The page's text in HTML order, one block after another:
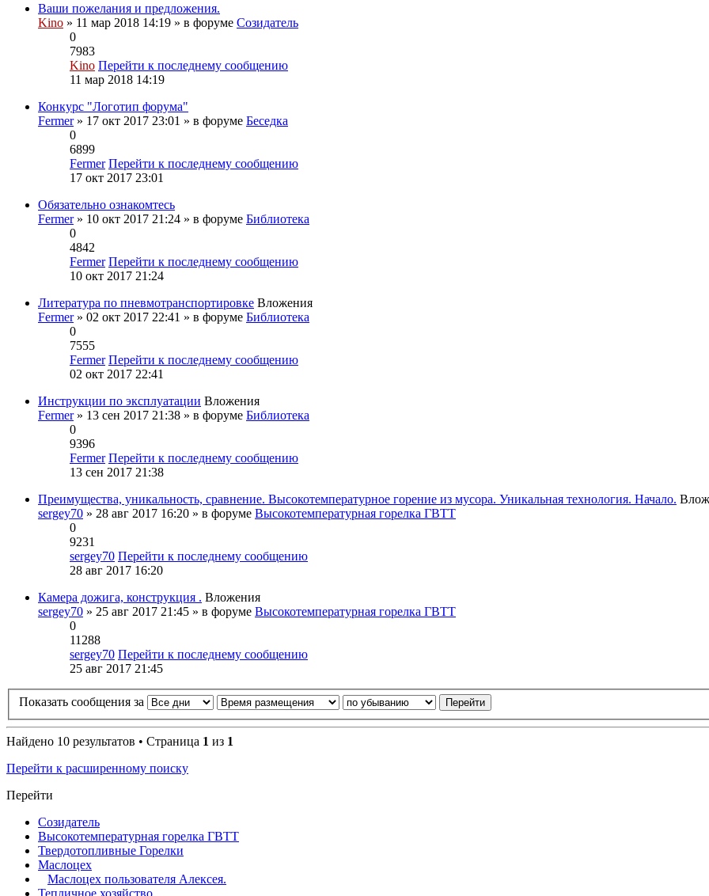
Ваши пожелания и предложения.
Kino » 11 мар 2018 14:19 » в форуме Созидатель
0
7983
Kino Перейти к последнему сообщению
11 мар 2018 14:19
Конкурс "Логотип форума"
Fermer» 17 окт 2017 23:01 » в форуме Беседка
0
6899
Fermer Перейти к последнему сообщению
17 окт 2017 23:01
Обязательно ознакомтесь
Fermer» 10 окт 2017 21:24 » в форуме Библиотека
0
4842
Fermer Перейти к последнему сообщению
10 окт 2017 21:24
Литература по пневмотранспортировке Вложения
Fermer» 02 окт 2017 22:41 » в форуме Библиотека
0
7555
Fermer Перейти к последнему сообщению
02 окт 2017 22:41
Инструкции по эксплуатации Вложения
Fermer» 13 сен 2017 21:38 » в форуме Библиотека
0
9396
Fermer Перейти к последнему сообщению
13 сен 2017 21:38
Преимущества, уникальность, сравнение. Высокотемпературное горение из мусора. Уникальная технология. Начало.
sergey70 » 28 авг 2017 16:20 » в форуме Высокотемпературная горелка ГВТТ
0
9231
sergey70 Перейти к последнему сообщению
28 авг 2017 16:20
Камера дожига, конструкция . Вложения
sergey70 » 25 авг 2017 21:45 » в форуме Высокотемпературная горелка ГВТТ
0
11288
sergey70 Перейти к последнему сообщению
25 авг 2017 21:45
Показать сообщения за
Найдено 10 результатов • Страница 1 из 1
Перейти к расширенному поиску
Перейти
Созидатель
Высокотемпературная горелка ГВТТ
Твердотопливные Горелки
Маслоцех
Маслоцех пользователя Алексея.